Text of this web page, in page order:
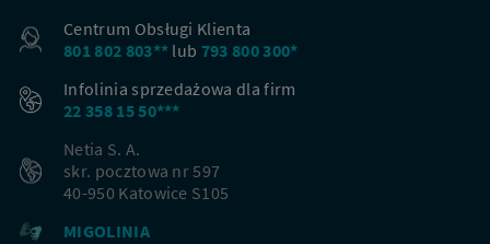
Centrum Obsługi Klienta
801 802 803** lub 793 800 300*
Infolinia sprzedażowa dla firm
22 358 15 50***
Netia S. A.
skr. pocztowa nr 597
40-950 Katowice S105
MIGOLINIA